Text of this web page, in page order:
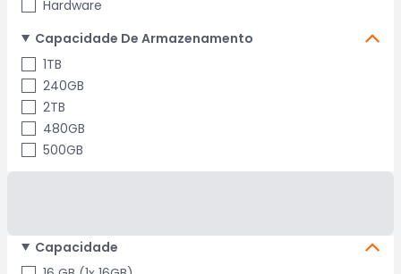
Hardware
Capacidade De Armazenamento
1TB
240GB
2TB
480GB
500GB
Capacidade